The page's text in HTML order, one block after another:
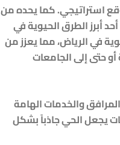
استراتيجي. كما يحده من
أبرز الطرق الحيوية في
في الرياض، مما يعزز من
حتى إلى الجامعات
والخدمات الهامة
يجعل الحي جاذباً بشكل